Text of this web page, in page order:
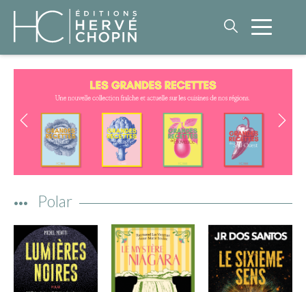
NOS AUTEURS
ROMAN HISTORIQUE
POLAR
PHILOSOPHIE
Polar